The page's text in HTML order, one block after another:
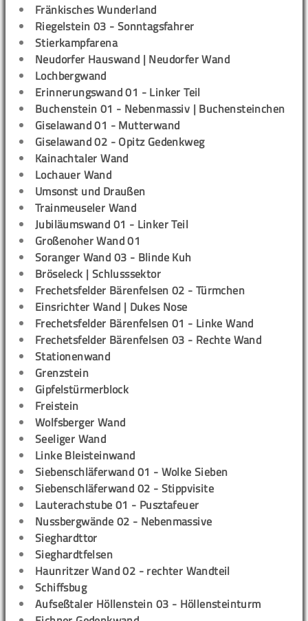
Fränkisches Wunderland
Riegelstein 03 - Sonntagsfahrer
Stierkampfarena
Neudorfer Hauswand | Neudorfer Wand
Lochbergwand
Erinnerungswand 01 - Linker Teil
Buchenstein 01 - Nebenmassiv | Buchensteinchen
Giselawand 01 - Mutterwand
Giselawand 02 - Opitz Gedenkweg
Kainachtaler Wand
Lochauer Wand
Umsonst und Draußen
Trainmeuseler Wand
Jubiläumswand 01 - Linker Teil
Großenoher Wand 01
Soranger Wand 03 - Blinde Kuh
Bröseleck | Schlusssektor
Frechetsfelder Bärenfelsen 02 - Türmchen
Einsrichter Wand | Dukes Nose
Frechetsfelder Bärenfelsen 01 - Linke Wand
Frechetsfelder Bärenfelsen 03 - Rechte Wand
Stationenwand
Grenzstein
Gipfelstürmerblock
Freistein
Wolfsberger Wand
Seeliger Wand
Linke Bleisteinwand
Siebenschläferwand 01 - Wolke Sieben
Siebenschläferwand 02 - Stippvisite
Lauterachstube 01 - Pusztafeuer
Nussbergwände 02 - Nebenmassive
Sieghardttor
Sieghardtfelsen
Haunritzer Wand 02 - rechter Wandteil
Schiffsbug
Aufseßtaler Höllenstein 03 - Höllensteinturm